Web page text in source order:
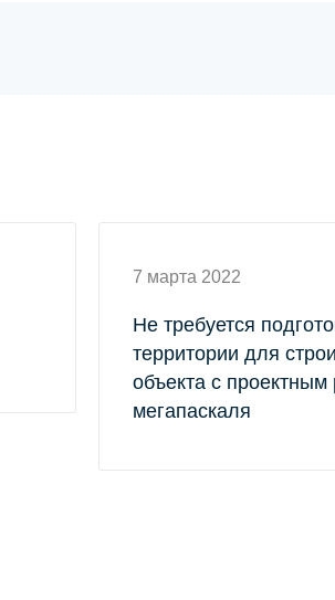
7 марта 2022
Не требуется
территории для
объекта с
мегапаскаля